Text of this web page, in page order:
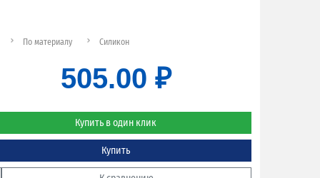
По материалу Силикон
505.00 ₽
Купить в один клик
Купить